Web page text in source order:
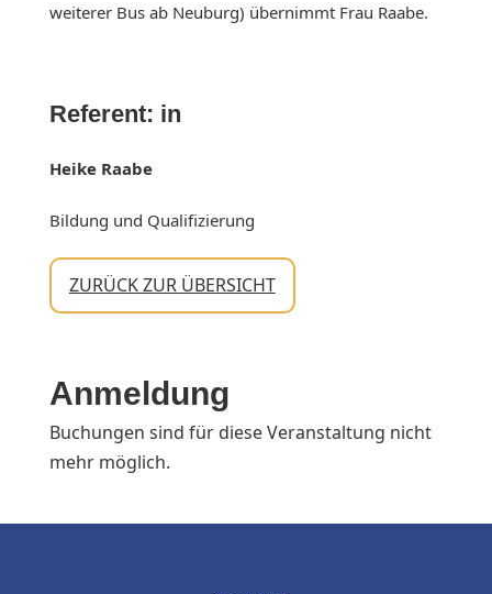
weiterer Bus ab Neuburg) übernimmt Frau Raabe.
Referent: in
Heike Raabe
Bildung und Qualifizierung
ZURÜCK ZUR ÜBERSICHT
Anmeldung
Buchungen sind für diese Veranstaltung nicht
mehr möglich.